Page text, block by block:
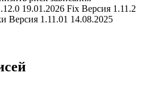
19.01.2026 Fix Версия 1.11.2
Версия 1.11.01 14.08.2025